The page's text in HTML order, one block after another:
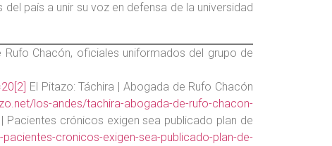
país a unir su voz en defensa de la universidad
Chacón, oficiales uniformados del grupo de
[2] El Pitazo: Táchira | Abogada de Rufo Chacón
los-andes/tachira-abogada-de-rufo-chacon-
Pacientes crónicos exigen sea publicado plan de
cronicos-exigen-sea-publicado-plan-de-